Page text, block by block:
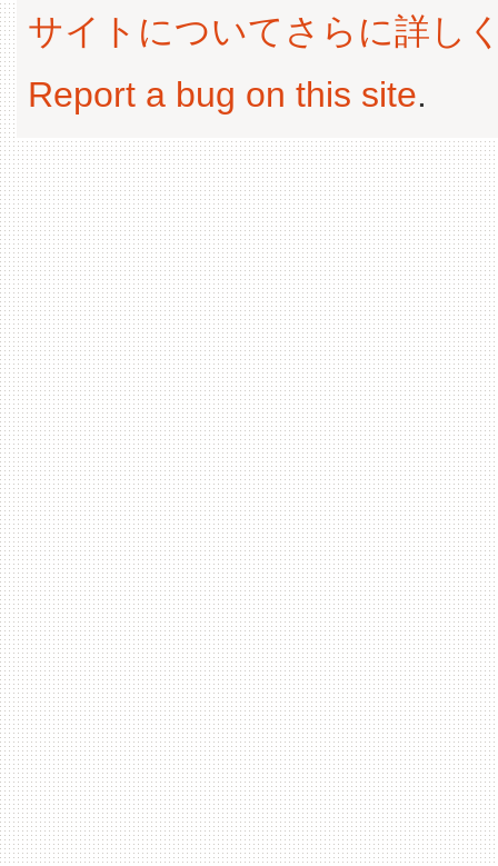
サイトについてさらに詳し
Report a bug on this site.